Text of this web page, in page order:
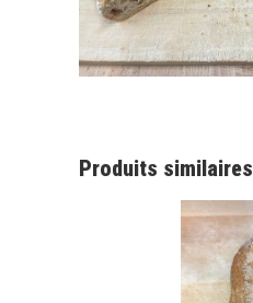
Produits similaires